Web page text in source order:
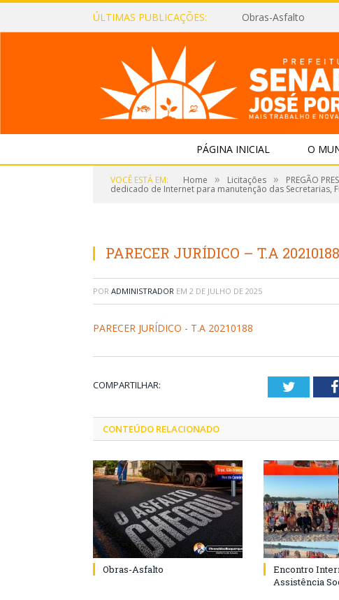
ÚLTIMAS PUBLICAÇÕES: Obras-Asfalto
PÁGINA INICIAL O
VOCÊ ESTÁ EM: Home » Licitações » PREGÃO
dedicado de Internet para manutenção das Secretarias,
PARECER JURÍDICO – T.A 20210188
POR ADMINISTRADOR EM 2 DE JULHO DE 2025
PARECER JURÍDICO - T.A 20210188
COMPARTILHAR: Twitter
CONTEÚDO RELACIONADO
Obras-Asfalto
Encontro
Assistência